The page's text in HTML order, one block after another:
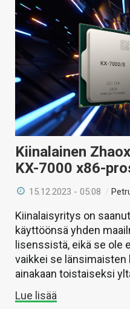
Kiinalainen
KX-7000 x86-
15.12.2023 - 05:08 /
Kiinalaisyritys on
käyttöönsä yhden
lisenssistä, eikä se ole
vaikkei se
ainakaan toistaiseksi
Lue lisää